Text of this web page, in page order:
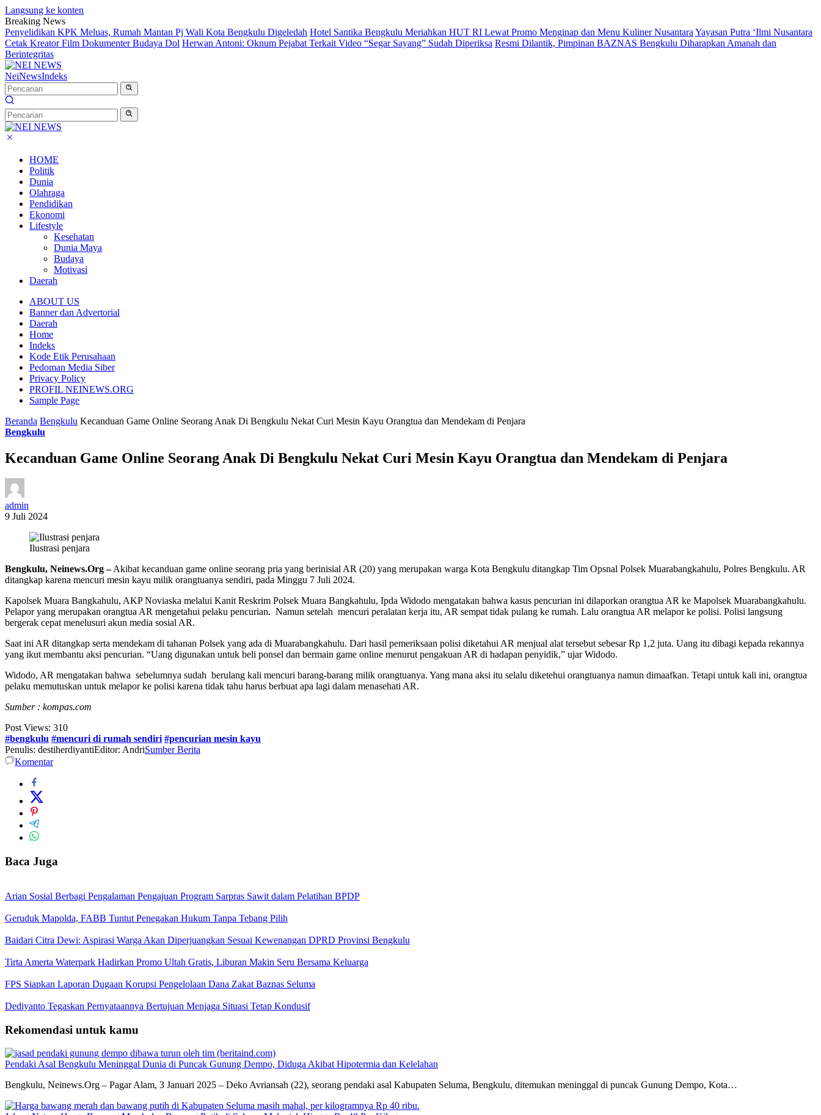
Langsung ke konten
Breaking News
Penyelidikan KPK Meluas, Rumah Mantan Pj Wali Kota Bengkulu Digeledah Hotel Santika Bengkulu Meriahkan HUT RI Lewat Promo Menginap dan Menu Kuliner Nusantara Yayasan Putra ‘Ilmi Nusantara
Cetak Kreator Film Dokumenter Budaya Dol Herwan Antoni: Oknum Pejabat Terkait Video “Segar Sayang” Sudah Diperiksa Resmi Dilantik, Pimpinan BAZNAS Bengkulu Diharapkan Amanah dan
Berintegritas
NeiNewsIndeks
HOME
Politik
Dunia
Olahraga
Pendidikan
Ekonomi
Lifestyle
Kesehatan
Dunia Maya
Budaya
Motivasi
Daerah
ABOUT US
Banner dan Advertorial
Daerah
Home
Indeks
Kode Etik Perusahaan
Pedoman Media Siber
Privacy Policy
PROFIL NEINEWS.ORG
Sample Page
Beranda Bengkulu Kecanduan Game Online Seorang Anak Di Bengkulu Nekat Curi Mesin Kayu Orangtua dan Mendekam di Penjara
Bengkulu
Kecanduan Game Online Seorang Anak Di Bengkulu Nekat Curi Mesin Kayu Orangtua dan Mendekam di Penjara
admin
9 Juli 2024
Ilustrasi penjara
Bengkulu, Neinews.Org –Akibat kecanduan game online seorang pria yang berinisial AR (20) yang merupakan warga Kota Bengkulu ditangkap Tim Opsnal Polsek Muarabangkahulu, Polres Bengkulu. AR
ditangkap karena mencuri mesin kayu milik orangtuanya sendiri, pada Minggu 7 Juli 2024.
Kapolsek Muara Bangkahulu, AKP Noviaska melalui Kanit Reskrim Polsek Muara Bangkahulu, Ipda Widodo mengatakan bahwa kasus pencurian ini dilaporkan orangtua AR ke Mapolsek Muarabangkahulu.
Pelapor yang merupakan orangtua AR mengetahui pelaku pencurian. Namun setelah mencuri peralatan kerja itu, AR sempat tidak pulang ke rumah. Lalu orangtua AR melapor ke polisi. Polisi langsung
bergerak cepat menelusuri akun media sosial AR.
Saat ini AR ditangkap serta mendekam di tahanan Polsek yang ada di Muarabangkahulu. Dari hasil pemeriksaan polisi diketahui AR menjual alat tersebut sebesar Rp 1,2 juta. Uang itu dibagi kepada rekannya
yang ikut membantu aksi pencurian. “Uang digunakan untuk beli ponsel dan bermain game online menurut pengakuan AR di hadapan penyidik,” ujar Widodo.
Widodo, AR mengatakan bahwa sebelumnya sudah berulang kali mencuri barang-barang milik orangtuanya. Yang mana aksi itu selalu diketehui orangtuanya namun dimaafkan. Tetapi untuk kali ini, orangtua
pelaku memutuskan untuk melapor ke polisi karena tidak tahu harus berbuat apa lagi dalam menasehati AR.
Sumber : kompas.com
Post Views: 310
#bengkulu #mencuri di rumah sendiri #pencurian mesin kayu
Penulis: destiherdiyantiEditor: AndriSumber Berita
Komentar
Baca Juga
Arian Sosial Berbagi Pengalaman Pengajuan Program Sarpras Sawit dalam Pelatihan BPDP
Geruduk Mapolda, FABB Tuntut Penegakan Hukum Tanpa Tebang Pilih
Baidari Citra Dewi: Aspirasi Warga Akan Diperjuangkan Sesuai Kewenangan DPRD Provinsi Bengkulu
Tirta Amerta Waterpark Hadirkan Promo Ultah Gratis, Liburan Makin Seru Bersama Keluarga
FPS Siapkan Laporan Dugaan Korupsi Pengelolaan Dana Zakat Baznas Seluma
Dediyanto Tegaskan Pernyataannya Bertujuan Menjaga Situasi Tetap Kondusif
Rekomendasi untuk kamu
Pendaki Asal Bengkulu Meninggal Dunia di Puncak Gunung Dempo, Diduga Akibat Hipotermia dan Kelelahan
Bengkulu, Neinews.Org – Pagar Alam, 3 Januari 2025 – Deko Avriansah (22), seorang pendaki asal Kabupaten Seluma, Bengkulu, ditemukan meninggal di puncak Gunung Dempo, Kota…